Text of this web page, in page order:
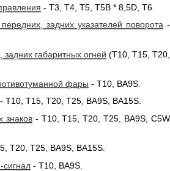
- Т3, Т4, Т5, Т5В * 8,5D, Т6.
задних указателей поворота -
габаритных огней (Т10, Т15, Т20,
фары - Т10, BA9S.
- Т10, Т15, Т20, Т25, BA9S, BA15S.
знаков- Т10, Т15, Т20, Т25, BA9S, C5W
Т20, Т25, BA9S, BA15S.
сигнал - Т10, BA9S.